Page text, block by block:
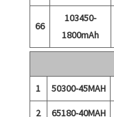
66
103450-
1800mAh
1
50300-45MAH
2
65180-40MAH